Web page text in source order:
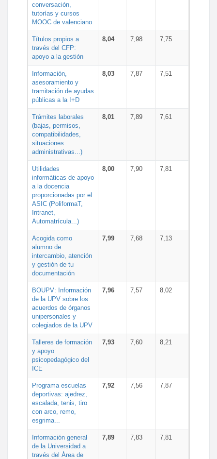
conversación,
tutorías y cursos
MOOC de valenciano
Títulos propios a
través del CFP:
apoyo a la gestión
8,04 7,98 7,75
Información,
asesoramiento y
tramitación de ayudas
públicas a la I+D
8,03 7,87 7,51
Trámites laborales
(bajas, permisos,
compatibilidades,
situaciones
administrativas...)
8,01 7,89 7,61
Utilidades
informáticas de apoyo
a la docencia
proporcionadas por el
ASIC (PoliformaT,
Intranet,
Automatrícula...)
8,00 7,90 7,81
Acogida como
alumno de
intercambio, atención
y gestión de tu
documentación
7,99 7,68 7,13
BOUPV: Información
de la UPV sobre los
acuerdos de órganos
unipersonales y
colegiados de la UPV
7,96 7,57 8,02
Talleres de formación
y apoyo
psicopedagógico del
ICE
7,93 7,60 8,21
Programa escuelas
deportivas: ajedrez,
escalada, tenis, tiro
con arco, remo,
esgrima...
7,92 7,56 7,87
Información general
de la Universidad a
través del Área de
7,89 7,83 7,81